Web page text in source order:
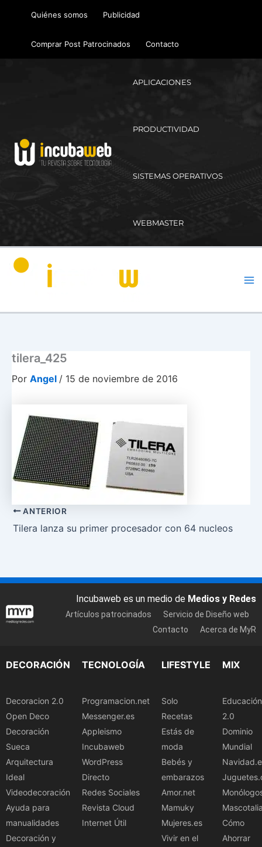
Quiénes somos Publicidad
Comprar Post Patrocinados Contacto
APLICACIONES
PRODUCTIVIDAD
SISTEMAS OPERATIVOS
WEBMASTER
tilera_425
Por Angel / 15 de noviembre de 2016
ANTERIOR
Tilera lanza su primer procesador con 64 nucleos
Incubaweb es un medio de Medios y Redes
Artículos patrocinados
Servicio de Diseño web
Contacto
Acerca de MyR
DECORACIÓN
Decoracion 2.0
Open Deco
Decoración
Sueca
Arquitectura
Ideal
Videodecoración
Ayuda para
manualidades
Decoración y
TECNOLOGÍA
Programacion.net
Messenger.es
Appleismo
Incubaweb
WordPress
Directo
Redes Sociales
Revista Cloud
Internet Útil
LIFESTYLE
Solo
Recetas
Estás de
moda
Bebés y
embarazos
Amor.net
Mamuky
Mujeres.es
Vivir en el
MIX
Educación
2.0
Dominio
Mundial
Cómo
Ahorrar